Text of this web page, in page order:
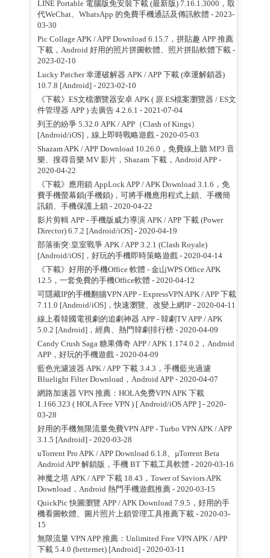
LINE Portable 電腦版免安裝下載 (最新版) 7.16.1.3000，取
代WeChat、WhatsApp 的免費手機通話及傳訊軟體 - 2023-
03-30
Pic Collage APK / APP Download 6.15.7，拼貼趣 APP 推薦
下載，Android 好用的照片拼圖軟體、照片拼貼軟體下載-
2023-02-10
Lucky Patcher 幸運破解器 APK / APP 下載 (幸運解鎖器)
10.7.8 [Android] - 2023-02-10
《下載》ES文檔瀏覽器安卓 APK ( 原 ES檔案瀏覽器 / ES文
件管理器 APP ) 去廣告 4.2.6.1 - 2021-07-04
列王的紛爭 5.32.0 APK / APP（Clash of Kings）
[Android/iOS]，線上即時戰略遊戲- 2020-05-03
Shazam APK / APP Download 10.26.0，免費線上聽 MP3 音
樂、搜尋音樂 MV 影片，Shazam 下載，Android APP-
2020-04-22
《下載》應用鎖 AppLock APP / APK Download 3.1.6，免
費手機螢幕鎖(手機鎖)，可將手機應用程式上鎖、手機簡
訊鎖、手機保護上鎖 - 2020-04-22
影片剪輯 APP - 手機版威力導演 APK / APP 下載 (Power
Director) 6.7.2 [Android/iOS]- 2020-04-19
部落衝突:皇室戰爭 APK / APP 3.2.1 (Clash Royale)
[Android/iOS]，好玩的手機即時策略遊戲- 2020-04-14
《下載》好用的手機Office 軟體 - 金山WPS Office APK
12.5，一套免費的手機Office軟體 - 2020-04-12
可隱藏IP的手機翻牆VPN APP - ExpressVPN APK / APP 下載
7.11.0 [Android/iOS]，快速瀏覽、改變上網IP- 2020-04-11
線上看韓國電視劇的追劇神器 APP - 韓劇TV APP / APK
5.0.2 [Android]，經典、熱門韓劇排行榜- 2020-04-09
Candy Crush Saga 糖果傳奇 APP / APK 1.174.0.2，Android
APP，好玩的手機遊戲- 2020-04-09
藍色光濾波器 APK / APP 下載 3.4.3，手機藍光過濾
Bluelight Filter Download，Android APP- 2020-04-07
網路加速器 VPN 推薦：HOLA免费VPN APK 下載
1.166.323 ( HOLA Free VPN ) [ Android/iOS APP ]- 2020-
03-28
好用的手機無限流量免費VPN APP - Turbo VPN APK / APP
3.1.5 [Android]- 2020-03-28
uTorrent Pro APK / APP Download 6.1.8、µTorrent Beta
Android APP 解鎖版，手機 BT 下載工具軟體 - 2020-03-16
神魔之塔 APK / APP 下載 18.43，Tower of Saviors APK
Download，Android 熱門手機遊戲推薦- 2020-03-15
QuickPic 快圖瀏覽 APP / APK Download 7.9.5，好用的手
機看圖軟體、圖片照片上鎖管理工具推薦下載- 2020-03-
15
無限流量 VPN APP 推薦：Unlimited Free VPN APK / APP
下載 5.4.0 (betternet) [Android]- 2020-03-11